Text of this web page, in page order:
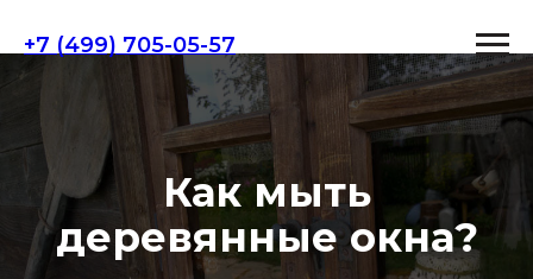
+7 (499) 705-05-57
Как мыть
деревянные окна?